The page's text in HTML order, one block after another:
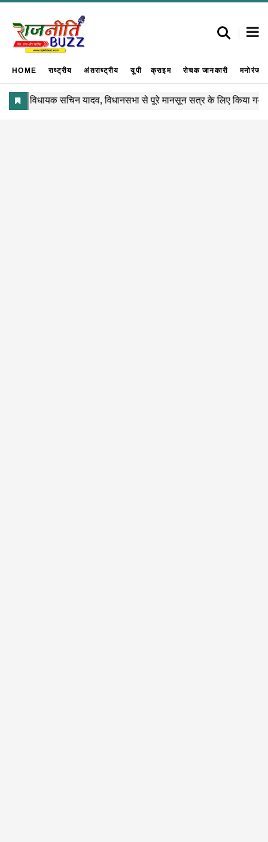
HOME राष्ट्रीय अंतराष्ट्रीय यूपी क्राइम रोचक जानकारी मनोरंजन